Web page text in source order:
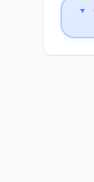
▼